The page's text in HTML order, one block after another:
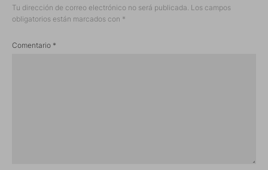
Tu dirección de correo electrónico no será publicada. Los campos
obligatorios están marcados con *
Comentario *